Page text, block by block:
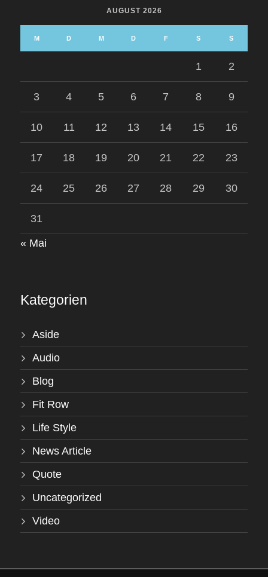
AUGUST 2026
M D M D F S S
1 2
3 4 5 6 7 8 9
10 11 12 13 14 15 16
17 18 19 20 21 22 23
24 25 26 27 28 29 30
31
« Mai
Kategorien
Aside
Audio
Blog
Fit Row
Life Style
News Article
Quote
Uncategorized
Video